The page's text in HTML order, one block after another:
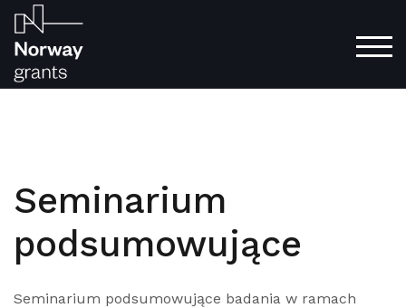
Skip
content
Seminarium
podsumowujące
Seminarium podsumowujące badania w ramach